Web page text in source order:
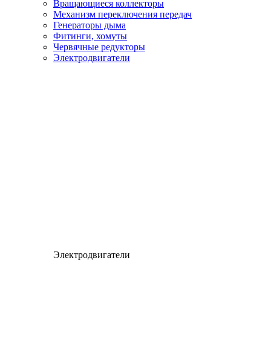
Вращающиеся коллекторы
Механизм переключения передач
Генераторы дыма
Фитинги, хомуты
Червячные редукторы
Электродвигатели
Электродвигатели